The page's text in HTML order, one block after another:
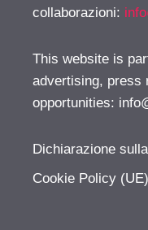
collaborazioni:
This website is
advertising, press
opportunities:
Dichiarazione
Cookie Policy (UE)